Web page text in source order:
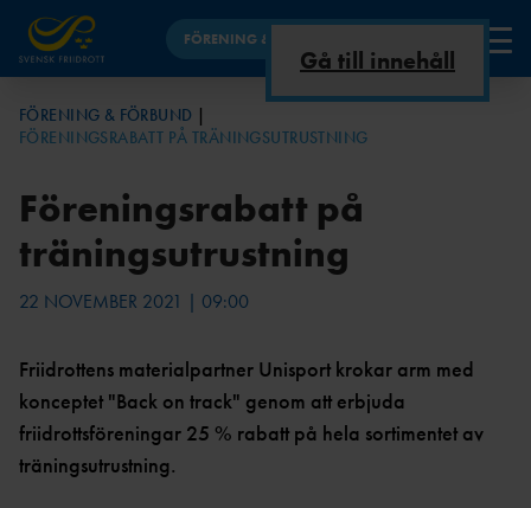
Gå till innehåll
FÖRENING & FÖRBUND
FRIIDROTT?
BARN &
UNGDOM
VETERANFRIIDRO
TT
LÖPNING
MOTIONSLÖPNI
NG
PARAFRIIDRO
OM
OSS
GDPR,
INTEGRITETSPOLICY
ÅRSMÖT
E
STYRELSEMÖTE
N
UTBILDNING
ER
PLATTFORMAR FÖR UTBILDNING -
TRÄNARE
BARNTRÄNARE I
TRYGG FRIIDROTT
FRIIDROTT
HBTQI +
FRIIDROTT
TRYGG FRIIDROTT
ORO ELLER
ANMÄLAN
RÅDET FÖR TRYGG
TÉN
REGLER &
FRIIDROTTSHALL
AR
FRISK FRIIDROTT
KONTAKT
FÖRENING & FÖRBUND
FÖRENINGSRABATT PÅ TRÄNINGSUTRUSTNING
Föreningsrabatt på
träningsutrustning
22 NOVEMBER 2021 | 09:00
Friidrottens materialpartner Unisport krokar arm med
konceptet "Back on track" genom att erbjuda
friidrottsföreningar 25 % rabatt på hela sortimentet av
träningsutrustning.